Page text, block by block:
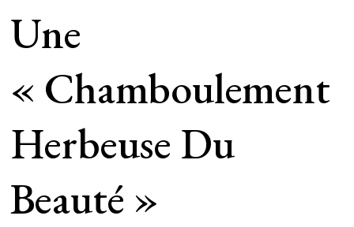
Une
« Chamboulement
Herbeuse Du
Beauté »